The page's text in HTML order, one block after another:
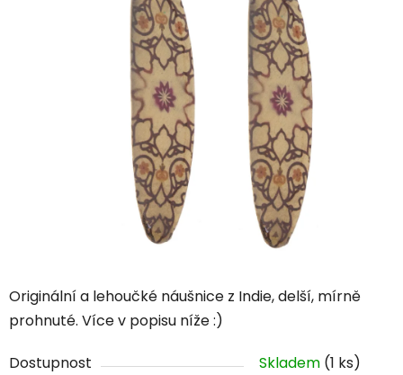
Originální a lehoučké náušnice z Indie, delší, mírně
prohnuté. Více v popisu níže :)
Dostupnost Skladem (1 ks)